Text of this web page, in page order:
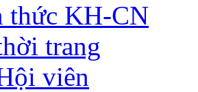
thức KH-CN
trang
viên